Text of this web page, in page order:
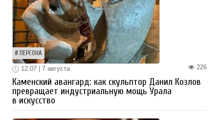
ПЕРСОНА
226
12:07 | 7 августа
Каменский авангард: как скульптор Данил Козлов
превращает индустриальную мощь Урала
в искусство